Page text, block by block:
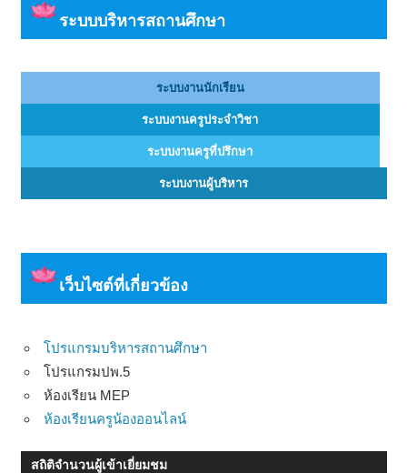
ระบบบริหารสถานศึกษา
ระบบงานนักเรียน
ระบบงานครูประจำวิชา
ระบบงานครูที่ปรึกษา
ระบบงานผู้บริหาร
เว็บไซต์ที่เกี่ยวข้อง
โปรแกรมบริหารสถานศึกษา
โปรแกรมปพ.5
ห้องเรียน MEP
ห้องเรียนครูน้องออนไลน์
สถิติจำนวนผู้เข้าเยี่ยมชม